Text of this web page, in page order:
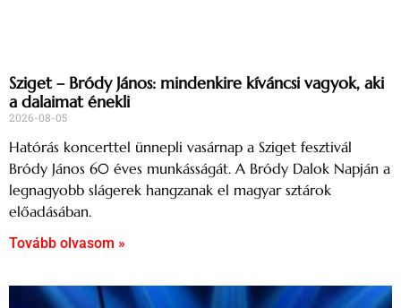
Sziget – Bródy János: mindenkire kíváncsi vagyok, aki
a dalaimat énekli
2026-08-05
Hatórás koncerttel ünnepli vasárnap a Sziget fesztivál
Bródy János 60 éves munkásságát. A Bródy Dalok Napján a
legnagyobb slágerek hangzanak el magyar sztárok
előadásában.
Tovább olvasom »